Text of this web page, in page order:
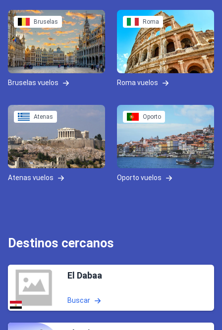
Bruselas
Bruselas vuelos
Roma
Roma vuelos
Atenas
Atenas vuelos
Oporto
Oporto vuelos
Destinos cercanos
El Dabaa
Buscar